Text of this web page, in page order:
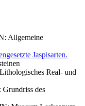
Allgemeine
Jaspisarten.
Real- und
Grundriss des